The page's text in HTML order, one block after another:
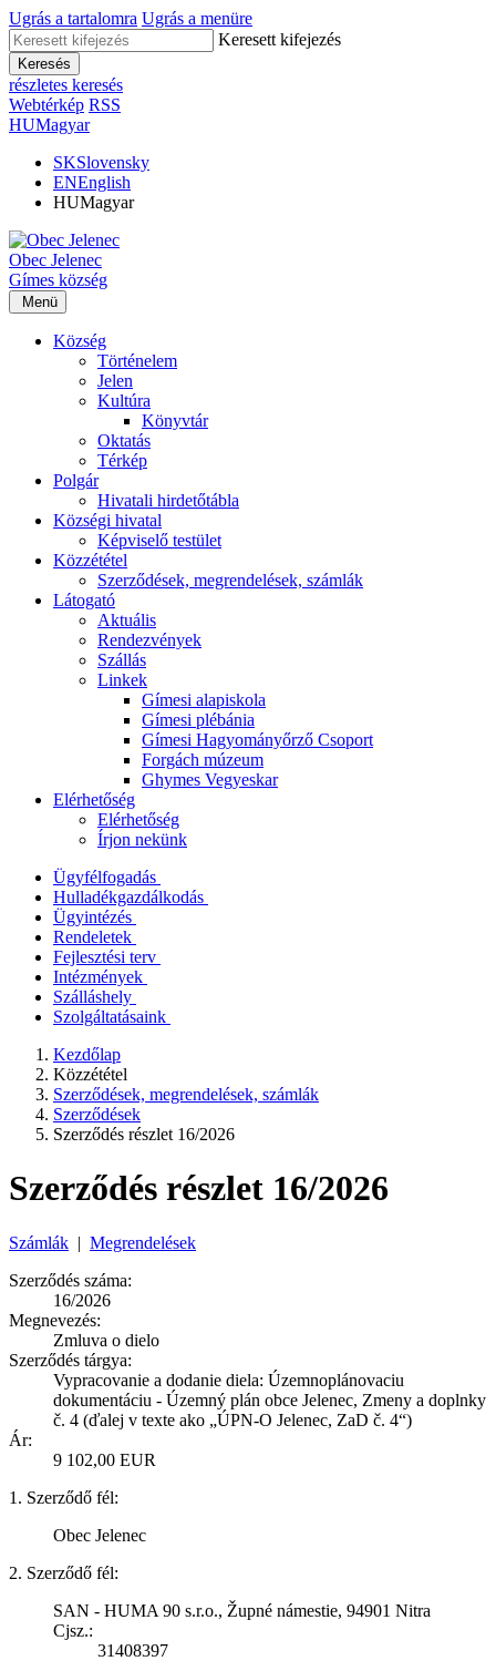
Ugrás a tartalomra Ugrás a menüre
Keresett kifejezés
Keresés
részletes keresés
Webtérkép RSS
HUMagyar
SKSlovensky
ENEnglish
HUMagyar
Obec Jelenec
Gímes község
Menü
Község
Történelem
Jelen
Kultúra
Könyvtár
Oktatás
Térkép
Polgár
Hivatali hirdetőtábla
Községi hivatal
Képviselő testület
Közzététel
Szerződések, megrendelések, számlák
Látogató
Aktuális
Rendezvények
Szállás
Linkek
Gímesi alapiskola
Gímesi plébánia
Gímesi Hagyományőrző Csoport
Forgách múzeum
Ghymes Vegyeskar
Elérhetőség
Elérhetőség
Írjon nekünk
Ügyfélfogadás
Hulladékgazdálkodás
Ügyintézés
Rendeletek
Fejlesztési terv
Intézmények
Szálláshely
Szolgáltatásaink
Kezdőlap
Közzététel
Szerződések, megrendelések, számlák
Szerződések
Szerződés részlet 16/2026
Szerződés részlet 16/2026
Számlák | Megrendelések
Szerződés száma:
16/2026
Megnevezés:
Zmluva o dielo
Szerződés tárgya:
Vypracovanie a dodanie diela: Územnoplánovaciu
dokumentáciu - Územný plán obce Jelenec, Zmeny a doplnky
č. 4 (ďalej v texte ako „ÚPN-O Jelenec, ZaD č. 4“)
Ár:
9 102,00 EUR
1. Szerződő fél:
Obec Jelenec
2. Szerződő fél:
SAN - HUMA 90 s.r.o., Župné námestie, 94901 Nitra
Cjsz.:
31408397